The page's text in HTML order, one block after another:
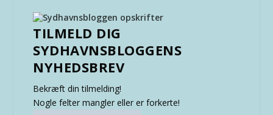
TILMELD DIG
SYDHAVNSBLOGGENS
NYHEDSBREV
Bekræft din tilmelding!
Nogle felter mangler eller er forkerte!